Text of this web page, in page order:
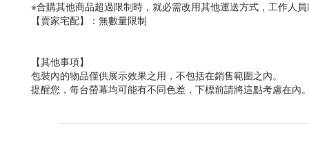
※合購其他商品超過限制時，就必需改用其他運送方式，工作人
【賣家宅配】：無數量限制
【其他事項】
包裝內的物品僅供展示效果之用，不包括在銷售範圍之內。
提醒您，每台螢幕均可能有不同色差，下標前請將這點考慮在內